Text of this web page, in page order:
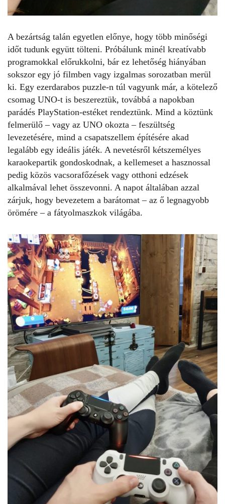
A bezártság talán egyetlen előnye, hogy több minőségi
időt tudunk együtt tölteni. Próbálunk minél kreatívabb
programokkal előrukkolni, bár ez lehetőség hiányában
sokszor egy jó filmben vagy izgalmas sorozatban merül
ki. Egy ezerdarabos puzzle-n túl vagyunk már, a kötelező
csomag UNO-t is beszereztük, továbbá a napokban
parádés PlayStation-estéket rendeztünk. Mind a köztünk
felmerülő – vagy az UNO okozta – feszültség
levezetésére, mind a csapatszellem építésére akad
legalább egy ideális játék. A nevetésről kétszemélyes
karaokepartik gondoskodnak, a kellemeset a hasznossal
pedig közös vacsorafőzések vagy otthoni edzések
alkalmával lehet összevonni. A napot általában azzal
zárjuk, hogy bevezetem a barátomat – az ő legnagyobb
örömére – a fátyolmaszkok világába.